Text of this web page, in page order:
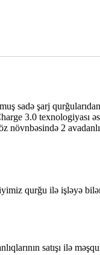
sadə şarj
3.0 texnologiyası
2
qurğu ilə işləyə
satışı ilə